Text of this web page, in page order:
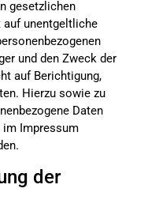
gesetzlichen
auf unentgeltliche
und den Zweck der
auf Berichtigung,
Hierzu sowie zu
Daten
im Impressum
der